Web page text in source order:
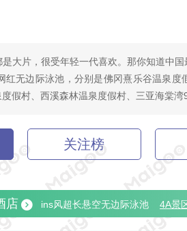
大片，很受年轻一代喜欢。那你知道中
无边际泳池，分别是佛冈熹乐谷温泉
假村、西溪森林温泉度假村、三亚海棠湾
关注榜
店 ins风超长悬空无边际泳池 4A景